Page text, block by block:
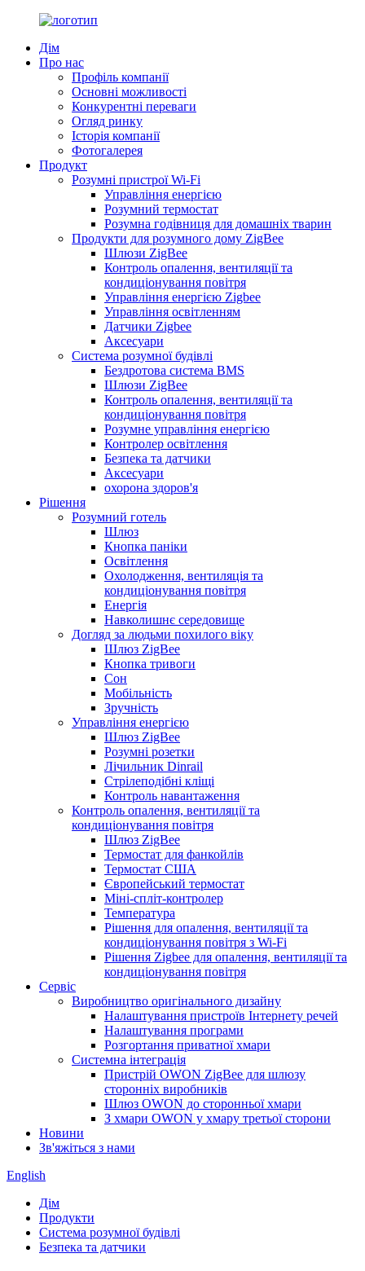
Дім
Про нас
Профіль компанії
Основні можливості
Конкурентні переваги
Огляд ринку
Історія компанії
Фотогалерея
Продукт
Розумні пристрої Wi-Fi
Управління енергією
Розумний термостат
Розумна годівниця для домашніх тварин
Продукти для розумного дому ZigBee
Шлюзи ZigBee
Контроль опалення, вентиляції та
кондиціонування повітря
Управління енергією Zigbee
Управління освітленням
Датчики Zigbee
Аксесуари
Система розумної будівлі
Бездротова система BMS
Шлюзи ZigBee
Контроль опалення, вентиляції та
кондиціонування повітря
Розумне управління енергією
Контролер освітлення
Безпека та датчики
Аксесуари
охорона здоров'я
Рішення
Розумний готель
Шлюз
Кнопка паніки
Освітлення
Охолодження, вентиляція та
кондиціонування повітря
Енергія
Навколишнє середовище
Догляд за людьми похилого віку
Шлюз ZigBee
Кнопка тривоги
Сон
Мобільність
Зручність
Управління енергією
Шлюз ZigBee
Розумні розетки
Лічильник Dinrail
Стрілеподібні кліщі
Контроль навантаження
Контроль опалення, вентиляції та
кондиціонування повітря
Шлюз ZigBee
Термостат для фанкойлів
Термостат США
Європейський термостат
Міні-спліт-контролер
Температура
Рішення для опалення, вентиляції та
кондиціонування повітря з Wi-Fi
Рішення Zigbee для опалення, вентиляції та
кондиціонування повітря
Сервіс
Виробництво оригінального дизайну
Налаштування пристроїв Інтернету речей
Налаштування програми
Розгортання приватної хмари
Системна інтеграція
Пристрій OWON ZigBee для шлюзу
сторонніх виробників
Шлюз OWON до сторонньої хмари
З хмари OWON у хмару третьої сторони
Новини
Зв'яжіться з нами
English
Дім
Продукти
Система розумної будівлі
Безпека та датчики